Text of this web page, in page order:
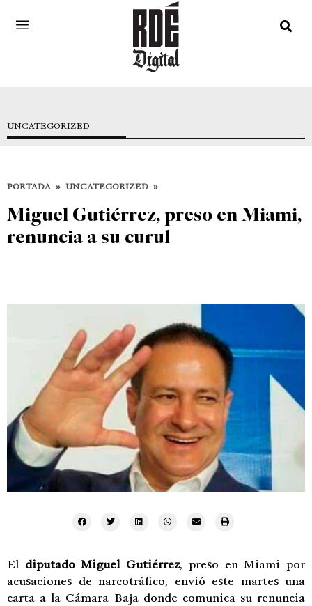
UNCATEGORIZED
PORTADA » UNCATEGORIZED »
Miguel Gutiérrez, preso en Miami,
renuncia a su curul
El diputado Miguel Gutiérrez, preso en Miami por
acusaciones de narcotráfico, envió este martes una
carta a la Cámara Baja donde comunica su renuncia